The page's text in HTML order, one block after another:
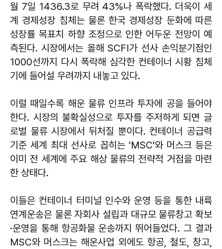
월 7일 1436.3로 무려 43%나 폭락했다. 더욱이 세
계 경제성장 침체는 물론 한국 경제성장 둔화에 따른
성장률 목표치 하향 조정으로 인한 어두운 전망이 예
측된다. 시장에서는 올해 SCFI가 선사 손익분기점인
1000선까지 다시 폭락해 심각한 컨테이너 시황 침체
기에 들어설 우려까지 내놓고 있다.
이럴 때일수록 해운 물류 인프라 투자에 공을 들어야
한다. 시장의 불확실성으로 투자를 주저하게 되면 글
로벌 물류 시장에서 뒤처질 뿐이다. 컨테이너 공급력
기준 세계 최대 선사로 꼽히는 'MSC'와 머스크 등은
이미 전 세계에 주요 해상 물류의 전략적 거점을 마련
한 상태다.
이들은 컨테이너 터미널 인수와 운영 등을 통한 내륙
연계운송은 물론 자회사 설립과 대규모 물류창고 확보
·운영을 통해 항공화물 운송까지 뛰어들었다. 그 결과
MSC와 머스크는 해운사업 외에도 항공, 철도, 창고,